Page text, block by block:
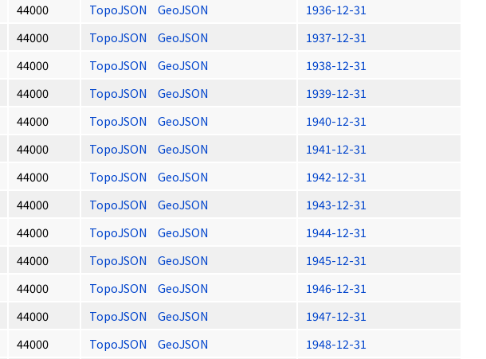
44000 TopoJSON GeoJSON
1936-12-31
44000 TopoJSON GeoJSON
1937-12-31
44000 TopoJSON GeoJSON
1938-12-31
44000 TopoJSON GeoJSON
1939-12-31
44000 TopoJSON GeoJSON
1940-12-31
44000 TopoJSON GeoJSON
1941-12-31
44000 TopoJSON GeoJSON
1942-12-31
44000 TopoJSON GeoJSON
1943-12-31
44000 TopoJSON GeoJSON
1944-12-31
44000 TopoJSON GeoJSON
1945-12-31
44000 TopoJSON GeoJSON
1946-12-31
44000 TopoJSON GeoJSON
1947-12-31
44000 TopoJSON GeoJSON
1948-12-31